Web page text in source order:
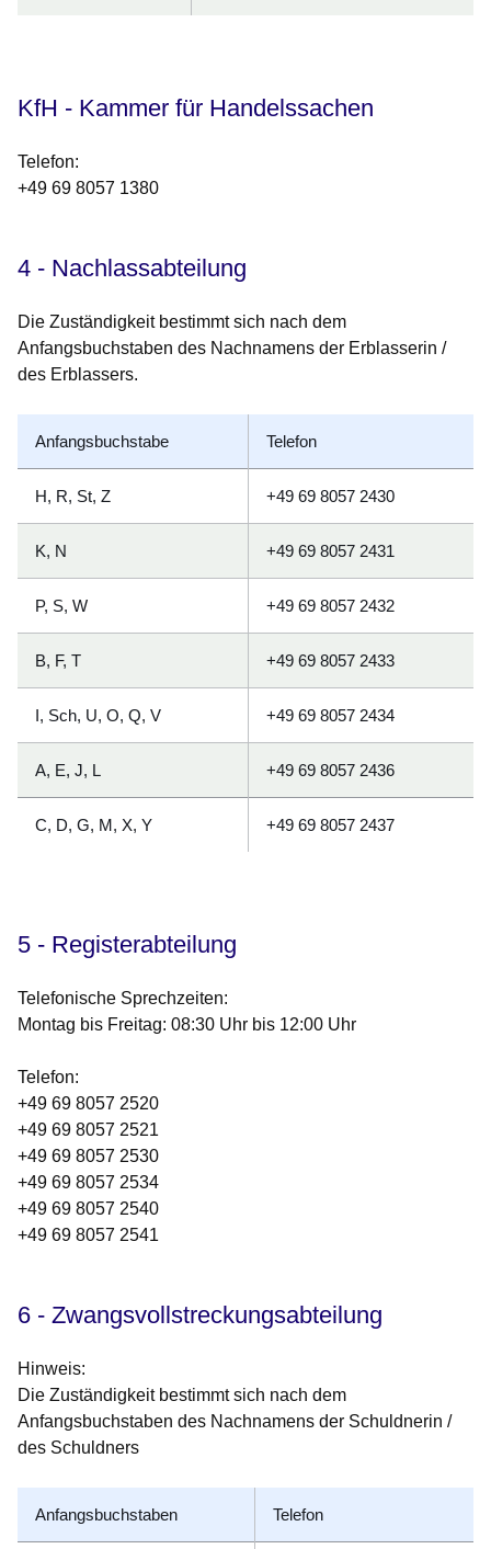
KfH - Kammer für Handelssachen
Telefon:
+49 69 8057 1380
4 - Nachlassabteilung
Die Zuständigkeit bestimmt sich nach dem
Anfangsbuchstaben des Nachnamens der Erblasserin /
des Erblassers.
Anfangsbuchstabe Telefon
H, R, St, Z +49 69 8057 2430
K, N +49 69 8057 2431
P, S, W +49 69 8057 2432
B, F, T +49 69 8057 2433
I, Sch, U, O, Q, V +49 69 8057 2434
A, E, J, L +49 69 8057 2436
C, D, G, M, X, Y +49 69 8057 2437
5 - Registerabteilung
Telefonische Sprechzeiten:
Montag bis Freitag: 08:30 Uhr bis 12:00 Uhr
Telefon:
+49 69 8057 2520
+49 69 8057 2521
+49 69 8057 2530
+49 69 8057 2534
+49 69 8057 2540
+49 69 8057 2541
6 - Zwangsvollstreckungsabteilung
Hinweis:
Die Zuständigkeit bestimmt sich nach dem
Anfangsbuchstaben des Nachnamens der Schuldnerin /
des Schuldners
Anfangsbuchstaben Telefon